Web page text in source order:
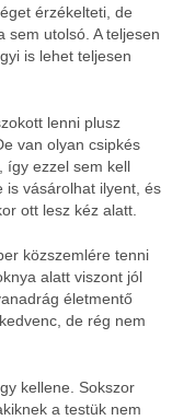
érzékelteti, de
sem utolsó. A teljesen
is lehet teljesen
lenni plusz
van olyan csipkés
így ezzel sem kell
is vásárolhat ilyent, és
ott lesz kéz alatt.
közszemlére tenni
alatt viszont jól
életmentő
de rég nem
kellene. Sokszor
a testük nem